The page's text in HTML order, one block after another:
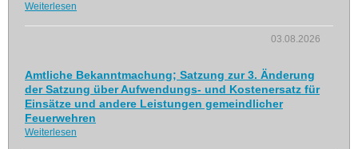
Weiterlesen
03.08.2026
Amtliche Bekanntmachung; Satzung zur 3. Änderung
der Satzung über Aufwendungs- und Kostenersatz für
Einsätze und andere Leistungen gemeindlicher
Feuerwehren
Weiterlesen